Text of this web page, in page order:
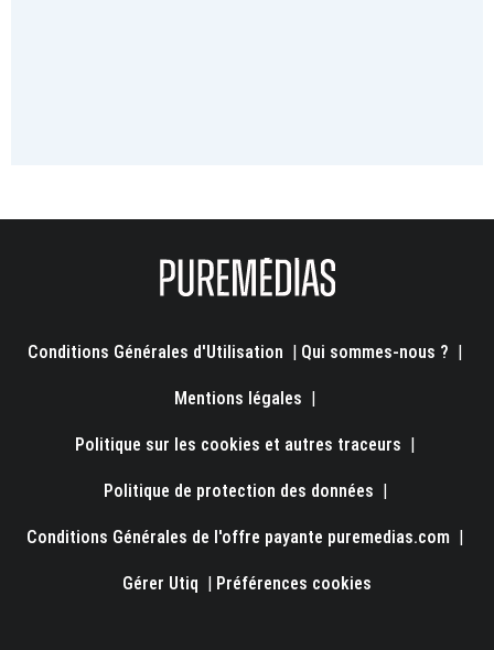
Conditions Générales d'Utilisation | Qui sommes-nous ? |
Mentions légales |
Politique sur les cookies et autres traceurs |
Politique de protection des données |
Conditions Générales de l'offre payante puremedias.com |
Gérer Utiq | Préférences cookies